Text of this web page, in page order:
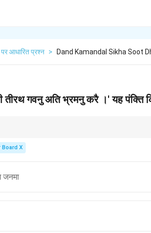
पर आधारित प्रश्न > Dand Kamandal Sikha Soot
गवनु अति भ्रमनु करै ।' यह पंक्ति
Board X
जनमा